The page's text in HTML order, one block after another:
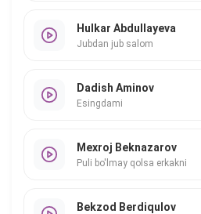
Hulkar Abdullayeva
Jubdan jub salom
Dadish Aminov
Esingdami
Mexroj Beknazarov
Puli bo'lmay qolsa erkakni
Bekzod Berdiqulov